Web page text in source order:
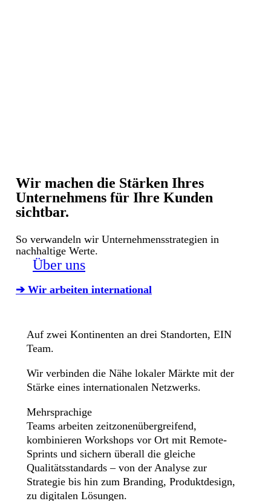
Wir machen die Stärken Ihres
Unternehmens für Ihre Kunden
sichtbar.
So verwandeln wir Unternehmensstrategien in
nachhaltige Werte.
Über uns
➔ Wir arbeiten international
Auf zwei Kontinenten an drei Standorten, EIN
Team.
Wir verbinden die Nähe lokaler Märkte mit der
Stärke eines internationalen Netzwerks.
Mehrsprachige
Teams arbeiten zeitzonenübergreifend,
kombinieren Workshops vor Ort mit Remote-
Sprints und sichern überall die gleiche
Qualitätsstandards – von der Analyse zur
Strategie bis hin zum Branding, Produktdesign,
zu digitalen Lösungen.